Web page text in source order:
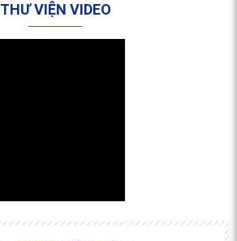
THƯ VIỆN VIDEO